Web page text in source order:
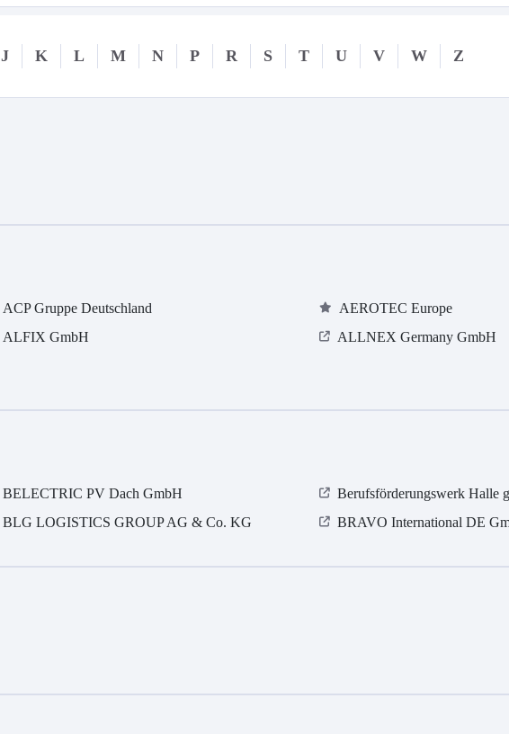
J K L M N P R S T U V W Z
ACP Gruppe Deutschland
AEROTEC Europe
ALFIX GmbH
ALLNEX Germany GmbH
BELECTRIC PV Dach GmbH
Berufsförderungswerk Halle
BLG LOGISTICS GROUP AG & Co. KG BRAVO International DE